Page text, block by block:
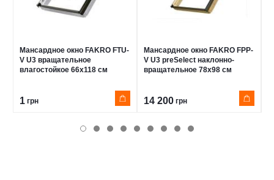
Мансардное окно FAKRO FTU-
V U3 вращательное
влагостойкое 66x118 см
1 грн
Мансардное окно FAKRO FPP-
V U3 preSelect наклонно-
вращательное 78x98 см
14 200 грн